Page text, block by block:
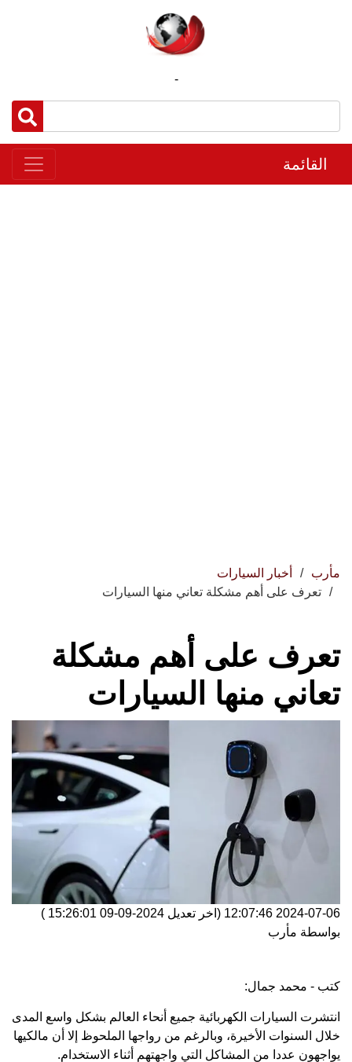
-
القائمة
مأرب
أخبار السيارات
تعرف على أهم مشكلة تعاني منها السيارات
تعرف على أهم مشكلة
تعاني منها السيارات
2024-07-06 12:07:46 (اخر تعديل 2024-09-09 15:26:01
)
بواسطة مأرب
كتب - محمد جمال:
انتشرت السيارات الكهربائية جميع أنحاء العالم بشكل واسع المدى
خلال السنوات الأخيرة، وبالرغم من رواجها الملحوظ إلا أن مالكيها
يواجهون عددا من المشاكل التي واجهتهم أثناء الاستخدام.